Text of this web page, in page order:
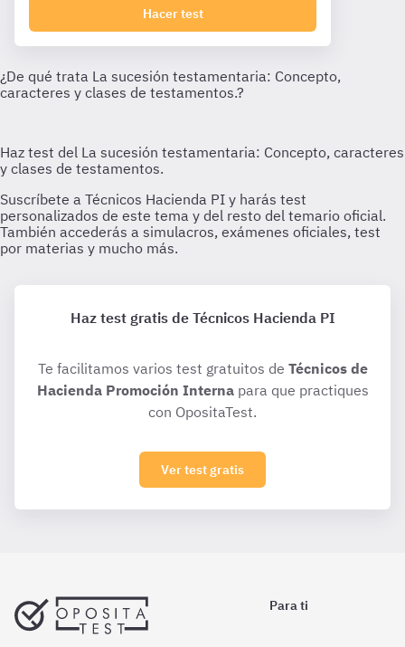
Hacer test
Haz test gratis de Técnicos Hacienda PI
Te facilitamos varios test gratuitos de Técnicos de
Hacienda Promoción Internapara que practiques
con OpositaTest.
Ver test gratis
Para ti